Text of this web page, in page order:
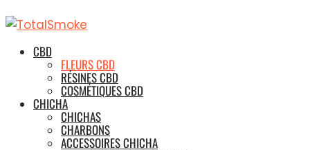
CBD
FLEURS CBD
RÉSINES CBD
COSMÉTIQUES CBD
CHICHA
CHICHAS
CHARBONS
ACCESSOIRES CHICHA